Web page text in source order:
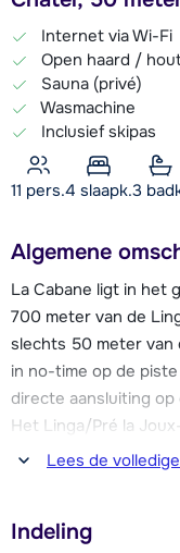
Internet via Wi-Fi
Open haard /
Sauna (privé)
Wasmachine
Inclusief skipas
11 pers.4 slaapk.3
Algemene
La Cabane ligt in het
700 meter van de
slechts 50 meter van
in no-time op de
directe aansluiting
Het Linga/Pré la
verbonden met het
tot het Zwitserse
liefst 650 km aan
en te beleven in dit
Lees de
Indeling